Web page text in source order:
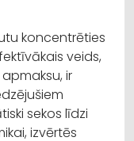
koncentrēties
veids,
ir
sekos līdzi
izvērtēs